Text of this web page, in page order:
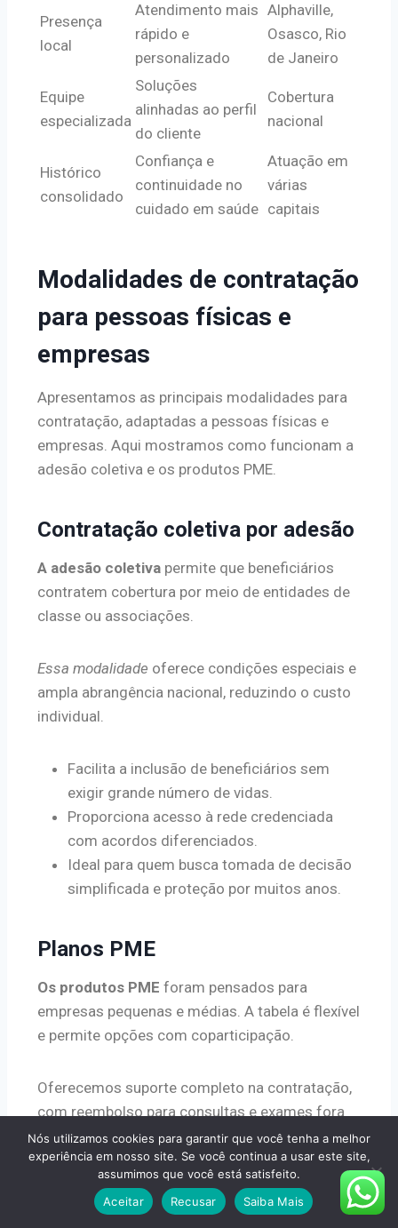
Presença
local
Atendimento mais
rápido e
personalizado
Alphaville,
Osasco, Rio
de Janeiro
Equipe
especializada
Soluções
alinhadas ao perfil
do cliente
Cobertura
nacional
Histórico
consolidado
Confiança e
continuidade no
cuidado em saúde
Atuação em
várias
capitais
Modalidades de contratação
para pessoas físicas e
empresas
Apresentamos as principais modalidades para
contratação, adaptadas a pessoas físicas e
empresas. Aqui mostramos como funcionam a
adesão coletiva e os produtos PME.
Contratação coletiva por adesão
A adesão coletiva permite que beneficiários
contratem cobertura por meio de entidades de
classe ou associações.
Essa modalidade oferece condições especiais e
ampla abrangência nacional, reduzindo o custo
individual.
Facilita a inclusão de beneficiários sem
exigir grande número de vidas.
Proporciona acesso à rede credenciada
com acordos diferenciados.
Ideal para quem busca tomada de decisão
simplificada e proteção por muitos anos.
Planos PME
Os produtos PME foram pensados para
empresas pequenas e médias. A tabela é flexível
e permite opções com coparticipação.
Oferecemos suporte completo na contratação,
com reembolso para consultas e exames fora
da rede quando necessário.
Modalidade Vantagem
Indicação
Coletiva por Condições Entidades e
Nós utilizamos cookies para garantir que você tenha a melhor
experiência em nosso site. Se você continua a usar este site,
assumimos que você está satisfeito.
Aceitar
Recusar Saiba Mais